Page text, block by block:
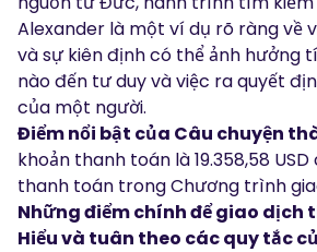
Alexander là một ví dụ rõ ràng về
và sự kiên định có thể ảnh hưởng
nào đến tư duy và việc ra quyết
của một người.
Điểm nổi bật của Câu chuyện
khoản thanh toán là 19.358,58
thanh toán trong Chương trình
Những điểm chính để giao dịch
Hiểu và tuân theo các quy tắc